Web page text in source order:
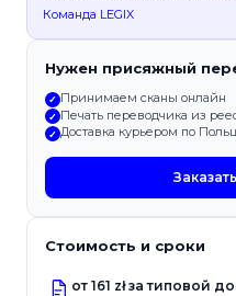
Команда LEGIX
Нужен присяжный
✓ Принимаем сканы онлайн
✓ Печать переводчика из
✓ Доставка курьером по
Стоимость и сроки
от 161 zł за типовой